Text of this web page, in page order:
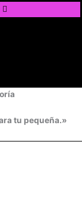
tu pequeña.»